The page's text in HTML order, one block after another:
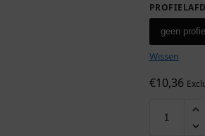
geen
Wissen
€10,36